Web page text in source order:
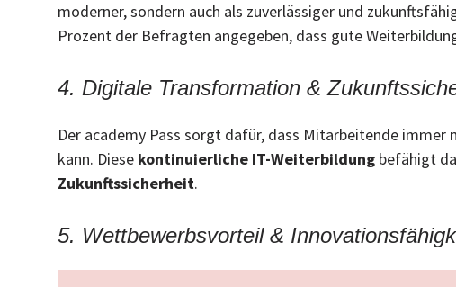
moderner, sondern auch als zuverlässiger und
Prozent der Befragten angegeben, dass gute
4. Digitale Transformation &
Der academy Pass sorgt dafür, dass Mitarbeitende immer
kann. Diese kontinuierliche IT-Weiterbildung befähigt
Zukunftssicherheit.
5. Wettbewerbsvorteil &